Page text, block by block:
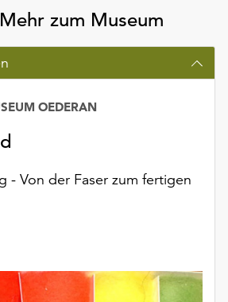
zum Museum
OEDERAN
- Von der Faser zum fertigen